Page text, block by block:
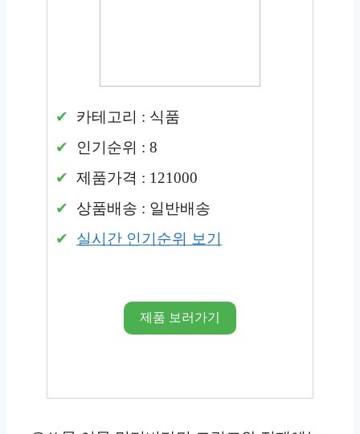
카테고리 : 식품
인기순위 : 8
제품가격 : 121000
상품배송 : 일반배송
실시간 인기순위 보기
제품 보러가기